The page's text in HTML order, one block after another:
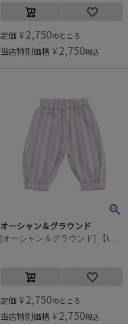
定価 ¥ 2,750のところ
当店特別価格 ¥ 2,750税込
オーシャン＆グラウンド
定価 ¥ 2,750のところ
当店特別価格 ¥ 2,750税込